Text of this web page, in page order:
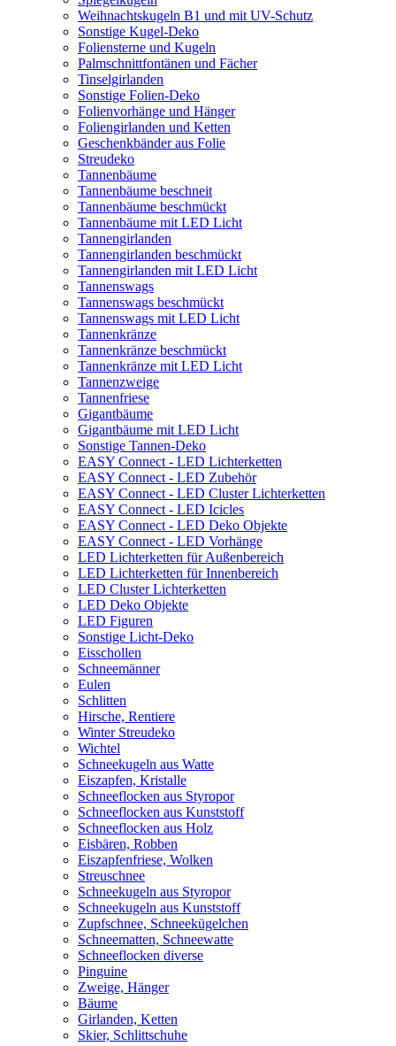
Weihnachtskugeln B1 und mit UV-Schutz
Sonstige Kugel-Deko
Foliensterne und Kugeln
Palmschnittfontänen und Fächer
Tinselgirlanden
Sonstige Folien-Deko
Folienvorhänge und Hänger
Foliengirlanden und Ketten
Geschenkbänder aus Folie
Streudeko
Tannenbäume
Tannenbäume beschneit
Tannenbäume beschmückt
Tannenbäume mit LED Licht
Tannengirlanden
Tannengirlanden beschmückt
Tannengirlanden mit LED Licht
Tannenswags
Tannenswags beschmückt
Tannenswags mit LED Licht
Tannenkränze
Tannenkränze beschmückt
Tannenkränze mit LED Licht
Tannenzweige
Tannenfriese
Gigantbäume
Gigantbäume mit LED Licht
Sonstige Tannen-Deko
EASY Connect - LED Lichterketten
EASY Connect - LED Zubehör
EASY Connect - LED Cluster Lichterketten
EASY Connect - LED Icicles
EASY Connect - LED Deko Objekte
EASY Connect - LED Vorhänge
LED Lichterketten für Außenbereich
LED Lichterketten für Innenbereich
LED Cluster Lichterketten
LED Deko Objekte
LED Figuren
Sonstige Licht-Deko
Eisschollen
Schneemänner
Eulen
Schlitten
Hirsche, Rentiere
Winter Streudeko
Wichtel
Schneekugeln aus Watte
Eiszapfen, Kristalle
Schneeflocken aus Styropor
Schneeflocken aus Kunststoff
Schneeflocken aus Holz
Eisbären, Robben
Eiszapfenfriese, Wolken
Streuschnee
Schneekugeln aus Styropor
Schneekugeln aus Kunststoff
Zupfschnee, Schneekügelchen
Schneematten, Schneewatte
Schneeflocken diverse
Pinguine
Zweige, Hänger
Bäume
Girlanden, Ketten
Skier, Schlittschuhe